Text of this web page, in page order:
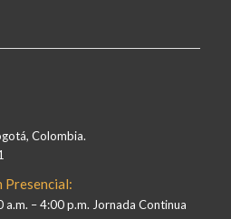
Colombia.
Presencial:
a.m. – 4:00 p.m. Jornada Continua